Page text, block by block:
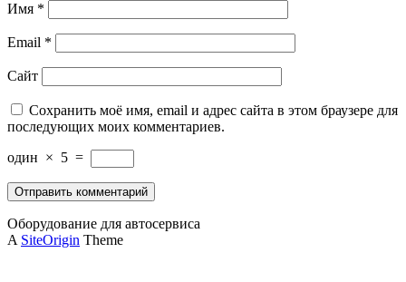
Имя *
Email *
Сайт
Сохранить моё имя, email и адрес сайта в этом браузере для
последующих моих комментариев.
один × 5 =
Оборудование для автосервиса
A SiteOrigin Theme